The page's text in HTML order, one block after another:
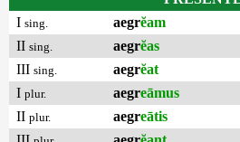
I sing. aegrĕam
II sing. aegrĕas
III sing. aegrĕat
I plur. aegreāmus
II plur. aegreātis